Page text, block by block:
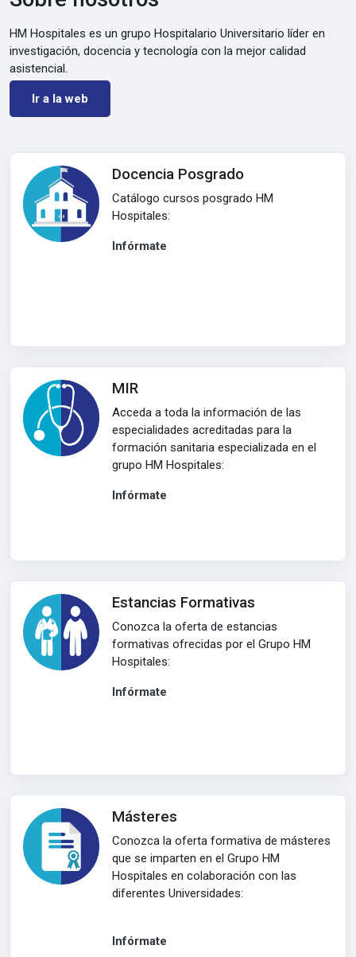
HM Hospitales es un grupo Hospitalario Universitario líder en
investigación, docencia y tecnología con la mejor calidad
asistencial.
Ir a la web
Docencia Posgrado
Catálogo cursos posgrado HM
Hospitales:
Infórmate
MIR
Acceda a toda la información de las
especialidades acreditadas para la
formación sanitaria especializada en el
grupo HM Hospitales:
Infórmate
Estancias Formativas
Conozca la oferta de estancias
formativas ofrecidas por el Grupo HM
Hospitales:
Infórmate
Másteres
Conozca la oferta formativa de másteres
que se imparten en el Grupo HM
Hospitales en colaboración con las
diferentes Universidades:
Infórmate